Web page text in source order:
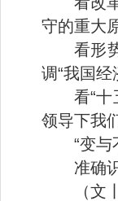
守的重大
看形
调“我国
看“
领导下我
“变与
准确
（文